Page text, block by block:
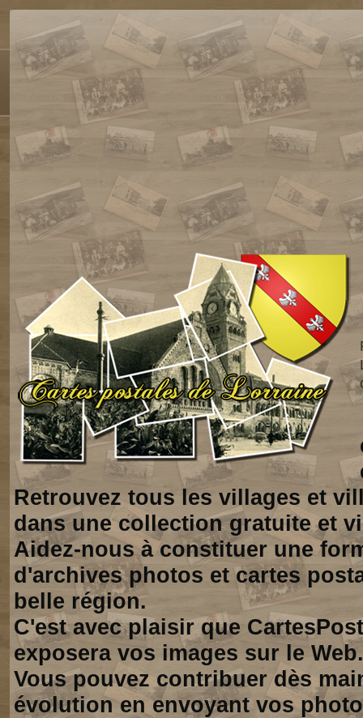
Retrouvez tous les villages et
dans une collection gratuite et
Aidez-nous à constituer une
d'archives photos et cartes
belle région.
C'est avec plaisir que
exposera vos images sur le Web.
Vous pouvez contribuer dès
évolution en envoyant vos